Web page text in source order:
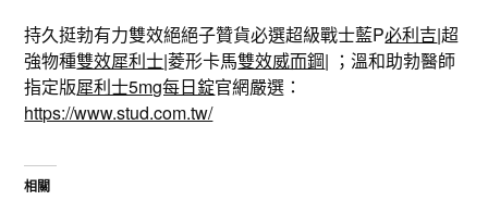
持久挺勃有力雙效絕絕子贊貨必選超級戰士藍P必利吉|超
強物種雙效犀利士|菱形卡馬雙效威而鋼| ；溫和助勃醫師
指定版犀利士5mg每日錠官網嚴選：
https://www.stud.com.tw/
相關